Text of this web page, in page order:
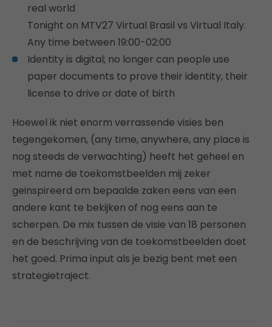
real world
Tonight on MTV27 Virtual Brasil vs Virtual Italy.
Any time between 19:00-02:00
Identity is digital; no longer can people use
paper documents to prove their identity, their
license to drive or date of birth
Hoewel ik niet enorm verrassende visies ben
tegengekomen, (any time, anywhere, any place is
nog steeds de verwachting) heeft het geheel en
met name de toekomstbeelden mij zeker
geinspireerd om bepaalde zaken eens van een
andere kant te bekijken of nog eens aan te
scherpen. De mix tussen de visie van 18 personen
en de beschrijving van de toekomstbeelden doet
het goed. Prima input als je bezig bent met een
strategietraject.